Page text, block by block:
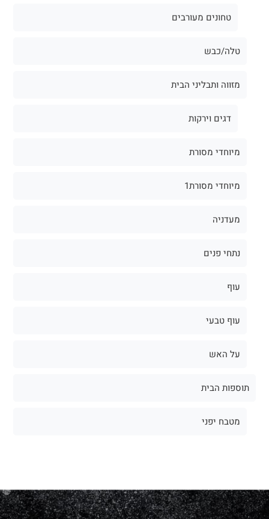
טחונים מעורבים
טלה/כבש
מזווה ותבליני הבית
דגים וירקות
מיוחדי מסורת
מיוחדי מסורת1
מעדניה
נתחי פנים
עוף
עוף טבעי
על האש
תוספות הבית
מטבח יפני